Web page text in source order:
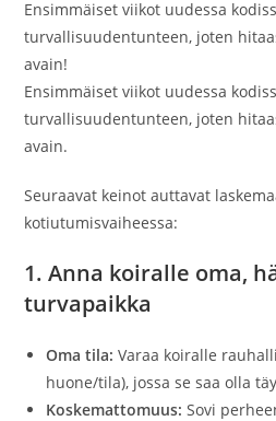
Ensimmäiset viikot uudessa
turvallisuudentunteen, joten
avain!
Ensimmäiset viikot uudessa
turvallisuudentunteen, joten
avain.
Seuraavat keinot auttavat
kotiutumisvaiheessa:
1. Anna koiralle oma,
turvapaikka
Oma tila: Varaa koiralle
huone/tila), jossa se saa olla
Koskemattomuus: Sovi